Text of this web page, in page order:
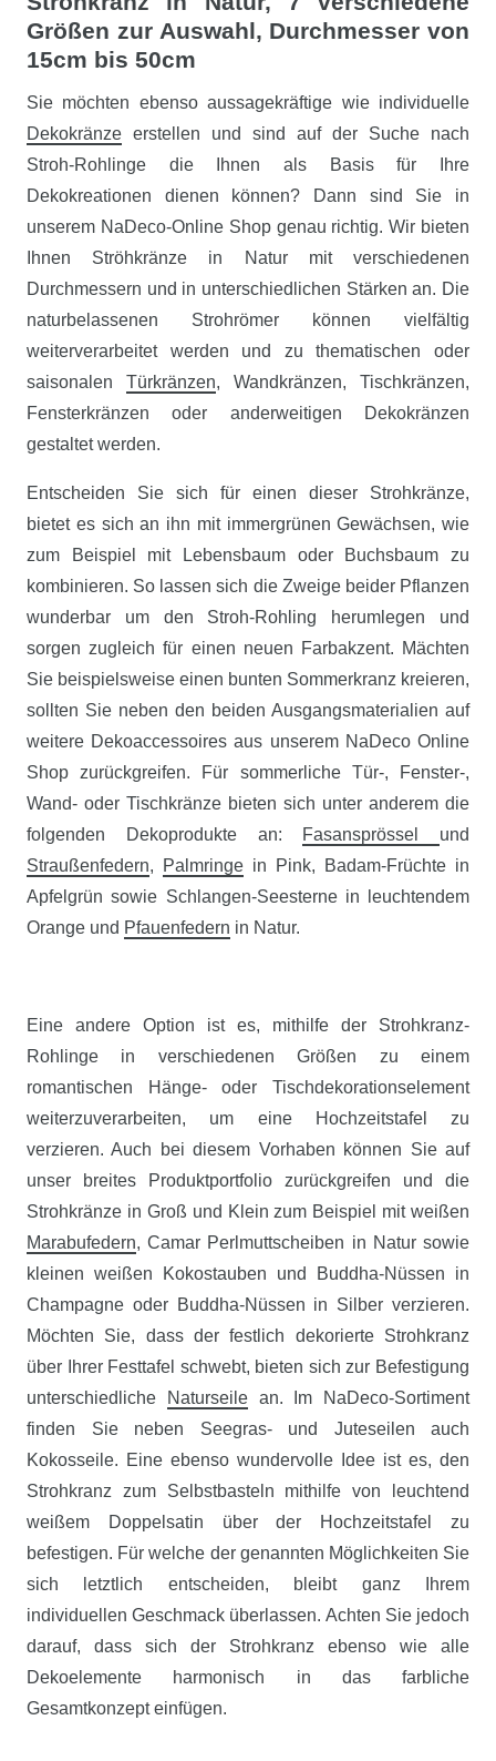
Größen zur Auswahl, Durchmesser von
15cm bis 50cm
Sie möchten ebenso aussagekräftige wie individuelle
Dekokränze erstellen und sind auf der Suche nach
Stroh-Rohlinge die Ihnen als Basis für Ihre
Dekokreationen dienen können? Dann sind Sie in
unserem NaDeco-Online Shop genau richtig. Wir bieten
Ihnen Ströhkränze in Natur mit verschiedenen
Durchmessern und in unterschiedlichen Stärken an. Die
naturbelassenen Strohrömer können vielfältig
weiterverarbeitet werden und zu thematischen oder
saisonalen Türkränzen, Wandkränzen, Tischkränzen,
Fensterkränzen oder anderweitigen Dekokränzen
gestaltet werden.
Entscheiden Sie sich für einen dieser Strohkränze,
bietet es sich an ihn mit immergrünen Gewächsen, wie
zum Beispiel mit Lebensbaum oder Buchsbaum zu
kombinieren. So lassen sich die Zweige beider Pflanzen
wunderbar um den Stroh-Rohling herumlegen und
sorgen zugleich für einen neuen Farbakzent. Mächten
Sie beispielsweise einen bunten Sommerkranz kreieren,
sollten Sie neben den beiden Ausgangsmaterialien auf
weitere Dekoaccessoires aus unserem NaDeco Online
Shop zurückgreifen. Für sommerliche Tür-, Fenster-,
Wand- oder Tischkränze bieten sich unter anderem die
folgenden Dekoprodukte an:
Fasansprössel und
Straußenfedern, Palmringe in Pink, Badam-Früchte in
Apfelgrün sowie Schlangen-Seesterne in leuchtendem
Orange und Pfauenfedern in Natur.
Eine andere Option ist es, mithilfe der Strohkranz-
Rohlinge in verschiedenen Größen zu einem
romantischen Hänge- oder Tischdekorationselement
weiterzuverarbeiten, um eine Hochzeitstafel zu
verzieren. Auch bei diesem Vorhaben können Sie auf
unser breites Produktportfolio zurückgreifen und die
Strohkränze in Groß und Klein zum Beispiel mit weißen
Marabufedern, Camar Perlmuttscheiben in Natur sowie
kleinen weißen Kokostauben und Buddha-Nüssen in
Champagne oder Buddha-Nüssen in Silber verzieren.
Möchten Sie, dass der festlich dekorierte Strohkranz
über Ihrer Festtafel schwebt, bieten sich zur Befestigung
unterschiedliche
Naturseilean. Im NaDeco-Sortiment
finden Sie neben Seegras- und Juteseilen auch
Kokosseile. Eine ebenso wundervolle Idee ist es, den
Strohkranz zum Selbstbasteln mithilfe von leuchtend
weißem Doppelsatin über der Hochzeitstafel zu
befestigen. Für welche der genannten Möglichkeiten Sie
sich letztlich entscheiden, bleibt ganz Ihrem
individuellen Geschmack überlassen. Achten Sie jedoch
darauf, dass sich der Strohkranz ebenso wie alle
Dekoelemente harmonisch in das farbliche
Gesamtkonzept einfügen.